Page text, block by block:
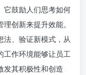
它鼓励人们思考如何
创新来提升效能。
法、验证新模式，从
工作环境能够让员工
发其积极性和创造